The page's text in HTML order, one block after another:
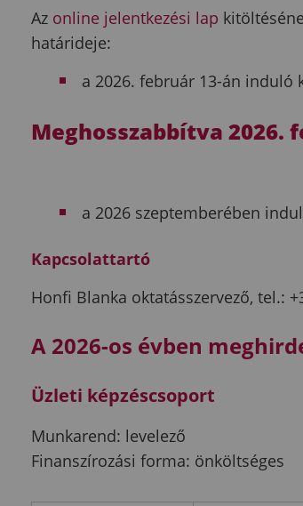
Az online jelentkezési lap
határideje:
a 2026. február 13-án induló
Meghosszabbítva 2026.
a 2026 szeptemberében
Kapcsolattartó
Honfi Blanka oktatásszervező, tel.:
A 2026-os évben
Üzleti képzéscsoport
Munkarend: levelező
Finanszírozási forma: önköltséges